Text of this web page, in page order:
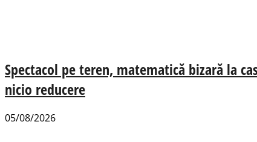
Spectacol pe teren, matematică bizară la
nicio reducere
05/08/2026